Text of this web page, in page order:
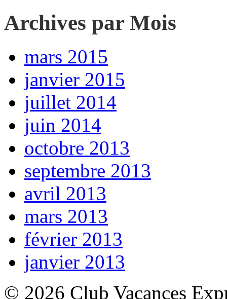
Archives par Mois
mars 2015
janvier 2015
juillet 2014
juin 2014
octobre 2013
septembre 2013
avril 2013
mars 2013
février 2013
janvier 2013
© 2026 Club Vacances